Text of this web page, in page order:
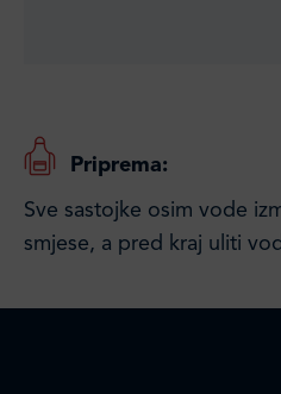
Priprema:
Sve sastojke osim vode
smjese, a pred kraj uliti